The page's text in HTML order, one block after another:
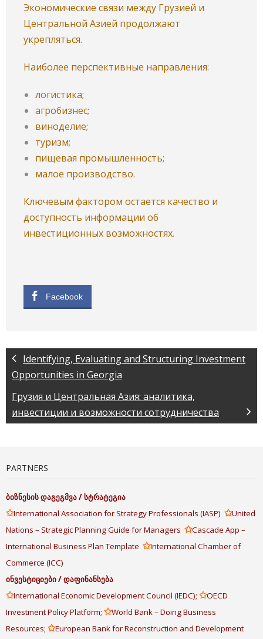
Экономические связи между Грузией и
Центральной Азией продолжают
укрепляться.
Наиболее перспективные направления:
логистика;
агробизнес;
виноделие;
туризм;
пищевая промышленность;
малое производство.
Ключевым фактором остается качество и
доступность информации об
инвестиционных возможностях.
Facebook
Identifying, Evaluating and Structuring Investment
Opportunities in Georgia
Грузия и Центральная Азия: аналитика,
инвестиции и возможности сотрудничества
PARTNERS
ბიზნესისდაგეგმვა/სტრატეგია
✩International Association for Strategy Professionals (IASP) ✩United
Nations – Strategic Planning Guide for Managers ✩Cascade App –
International Business Plan Template ✩International Chamber of
Commerce (ICC)
ინვესტიციები/დაფინანსება
✩International Economic Development Council (IEDC); ✩OECD
Investment Policy Platform; ✩World Bank – Doing Business
Resources; ✩European Bank for Reconstruction and Development